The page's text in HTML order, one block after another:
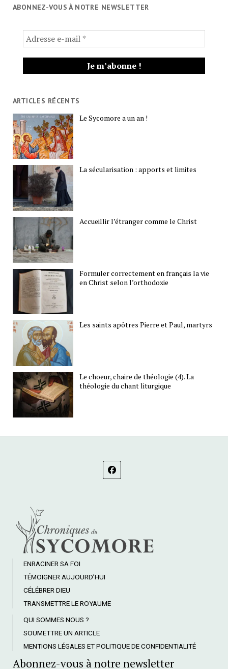
ABONNEZ-VOUS À NOTRE NEWSLETTER
ARTICLES RÉCENTS
Le Sycomore a un an !
La sécularisation : apports et limites
Accueillir l’étranger comme le Christ
Formuler correctement en français la vie
en Christ selon l’orthodoxie
Les saints apôtres Pierre et Paul, martyrs
Le choeur, chaire de théologie (4). La
théologie du chant liturgique
ENRACINER SA FOI
TÉMOIGNER AUJOURD’HUI
CÉLÉBRER DIEU
TRANSMETTRE LE ROYAUME
QUI SOMMES NOUS ?
SOUMETTRE UN ARTICLE
MENTIONS LÉGALES ET POLITIQUE DE CONFIDENTIALITÉ
Abonnez-vous à notre newsletter